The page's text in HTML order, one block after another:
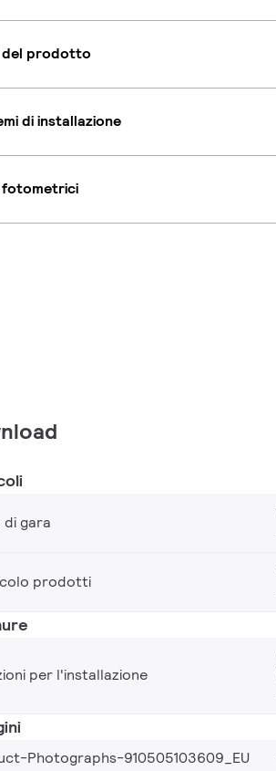
del prodotto
di installazione
fotometrici
di gara
prodotti
per l'installazione
Photographs-910505103609_EU